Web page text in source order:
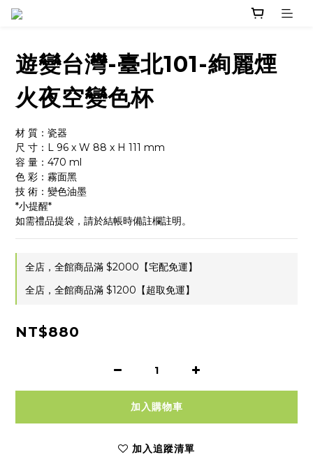
遊變台灣-臺北101-絢麗煙
火夜空變色杯
材 質：瓷器
尺 寸：L 96 x W 88 x H 111 mm
容 量：470 ml
色 彩：霧面黑
技 術：變色油墨
*小提醒*
如需禮品提袋，請於結帳時備註欄註明。
全店，全館商品滿 $2000【宅配免運】
全店，全館商品滿 $1200【超取免運】
NT$880
加入購物車
加入追蹤清單